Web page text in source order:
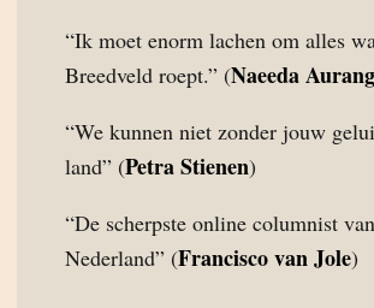
“Ik moet enorm lachen om alles
Breedveld roept.” (Naeeda
“We kunnen niet zonder jouw
land” (Petra Stienen)
“De scherpste online columnist van
Nederland” (Francisco van Jole)